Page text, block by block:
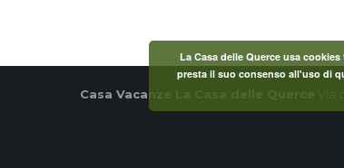
Casa Vacanze La Casa delle Querce Via
La Casa delle Querce usa
presta il suo consenso all'uso di